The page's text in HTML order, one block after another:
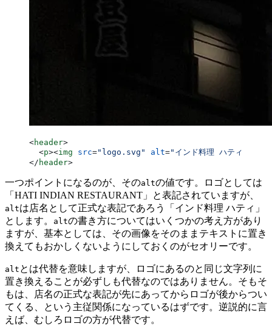
<header>
  <
p><img src="logo.svg" alt="インド料理 ハティ"
</ header>
一つポイントになるのが、そのaltの値です。ロゴとしては
「HATI INDIAN RESTAURANT」と表記されていますが、
altは店名として正式な表記であろう「インド料理 ハティ」
とします。
altの書き方についてはいくつかの考え方があり
ますが、基本としては、その画像をそのままテキストに置き
換えてもおかしくないようにしておくのがセオリーです。
alt とは代替を意味しますが、ロゴにあるのと同じ文字列に
置き換えることが必ずしも代替なのではありません。そもそ
もは、店名の正式な表記が先にあってからロゴが後からつい
てくる、という主従関係になっているはずです。逆説的に言
えば、むしろロゴの方が代替です。